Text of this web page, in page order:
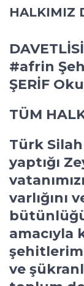
HALKIMIZ
#afrin
ŞERİF
TÜM
Türk
yaptığı
varlığını
amacıyla
ve